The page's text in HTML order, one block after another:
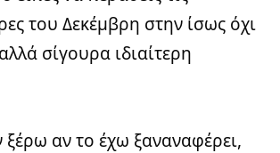
του Δεκέμβρη στην ίσως όχι
σίγουρα ιδιαίτερη
ξέρω αν το έχω ξαναναφέρει,